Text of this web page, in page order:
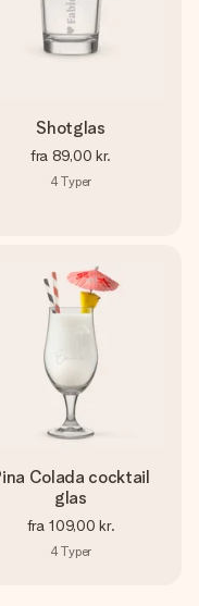
Shotglas
fra 89,00 kr.
4Typer
Colada cocktail
glas
fra 109,00 kr.
4Typer